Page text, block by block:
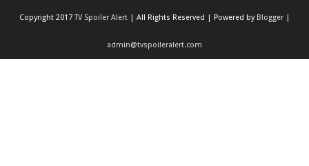
Copyright 2017TV Spoiler Alert | All Rights Reserved | Powered by Blogger
admin@tvspoileralert.com